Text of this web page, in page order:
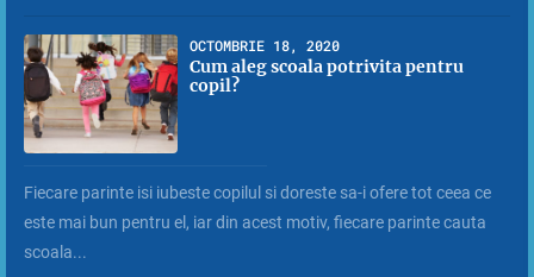
OCTOMBRIE 18, 2020
Cum aleg scoala potrivita pentru
copil?
Fiecare parinte isi iubeste copilul si doreste sa-i ofere tot ceea ce
este mai bun pentru el, iar din acest motiv, fiecare parinte cauta
scoala...